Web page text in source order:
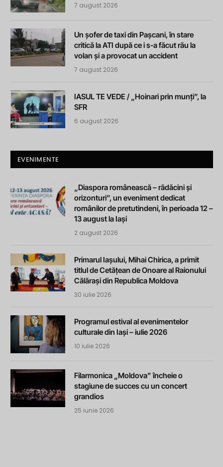
7 august 2026
Un șofer de taxi din Pașcani, în stare
critică la ATI după ce i s-a făcut rău la
volan și a provocat un accident
7 august 2026
IASUL TE VEDE / „Hoinari prin munți”, la
SFR
6 august 2026
EVENIMENTE
„Diaspora românească – rădăcini și
orizonturi”, un eveniment dedicat
românilor de pretutindeni, în perioada 12 –
13 august la Iași
2 august 2026
Primarul Iașului, Mihai Chirica, a primit
titlul de Cetățean de Onoare al Raionului
Călărași din Republica Moldova
30 iulie 2026
Programul estival al evenimentelor
culturale din Iași – iulie 2026
10 iulie 2026
Filarmonica „Moldova” încheie o
stagiune de succes cu un concert
grandios
25 iunie 2026